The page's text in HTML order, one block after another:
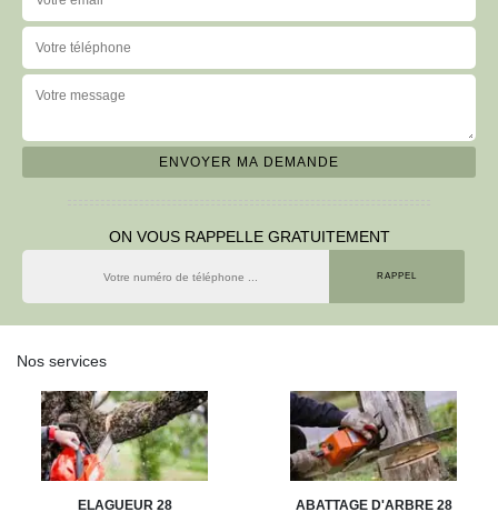
ON VOUS RAPPELLE GRATUITEMENT
Nos services
ELAGUEUR 28 ABATTAGE D'ARBRE 28